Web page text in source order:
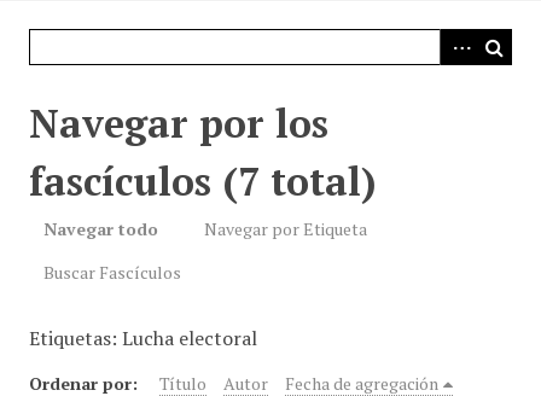
Navegar por los
fascículos (7 total)
Navegar todo
Navegar por Etiqueta
Buscar Fascículos
Etiquetas: Lucha electoral
Ordenar por: Título Autor Fecha de agregación